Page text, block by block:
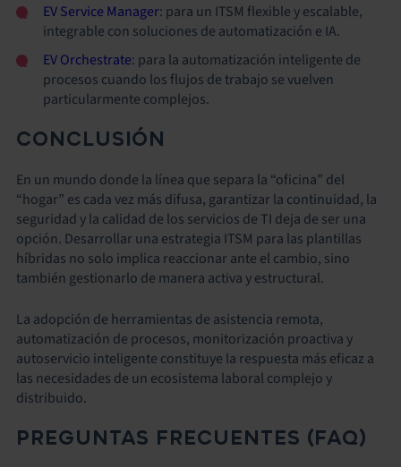
EV Service Manager: para un ITSM flexible y escalable,
integrable con soluciones de automatización e IA.
EV Orchestrate: para la automatización inteligente de
procesos cuando los flujos de trabajo se vuelven
particularmente complejos.
CONCLUSIÓN
En un mundo donde la línea que separa la “oficina” del
“hogar” es cada vez más difusa, garantizar la continuidad, la
seguridad y la calidad de los servicios de TI deja de ser una
opción. Desarrollar una estrategia ITSM para las plantillas
híbridas no solo implica reaccionar ante el cambio, sino
también gestionarlo de manera activa y estructural.
La adopción de herramientas de asistencia remota,
automatización de procesos, monitorización proactiva y
autoservicio inteligente constituye la respuesta más eficaz a
las necesidades de un ecosistema laboral complejo y
distribuido.
PREGUNTAS FRECUENTES (FAQ)